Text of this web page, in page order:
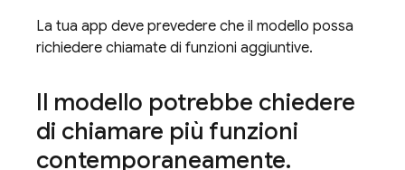
La tua app deve prevedere che il modello possa
richiedere chiamate di funzioni aggiuntive.
Il modello potrebbe chiedere
di chiamare più funzioni
contemporaneamente.